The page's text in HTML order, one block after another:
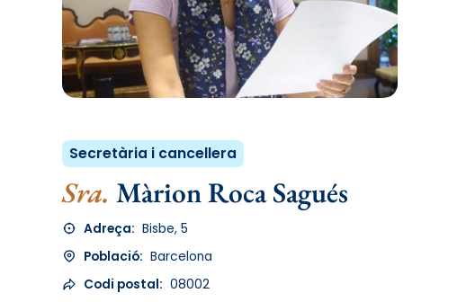
Secretària i cancellera
Sra. Màrion Roca Sagués
Adreça: Bisbe, 5
Població: Barcelona
Codi postal: 08002